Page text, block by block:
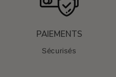
PAIEMENTS
Sécurisés